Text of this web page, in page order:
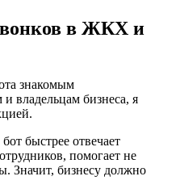
в ЖКХ и
знакомым
владельцам бизнеса, я
быстрее отвечает
помогает не
Значит, бизнесу должно